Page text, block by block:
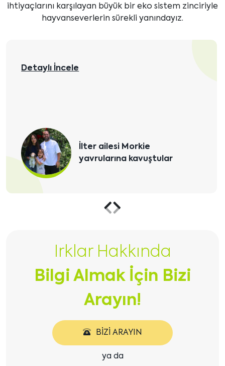
ihtiyaçlarını karşılayan büyük bir eko sistem zinciriyle
hayvanseverlerin sürekli yanındayız.
Alev Hanım ve ailesi, evdeki Teacup Yorkshire
Terrier kızlarına arkadaş olması için Elit Yavru
Sevgili Alev Hanım ve ailesi
Teacup Morkie yavrularına
kavuştular
Önceki
göster
göster
Irklar Hakkında
Bilgi Almak İçin Bizi
Arayın!
BIZI ARAYIN
ya da